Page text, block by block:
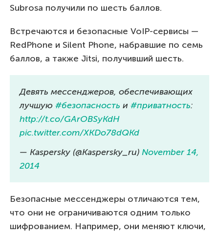
Subrosa получили по шесть баллов.
Встречаются и безопасные VoIP-сервисы —
RedPhone и Silent Phone, набравшие по семь
баллов, а также Jitsi, получивший шесть.
Девять мессенджеров, обеспечивающих
лучшую #безопасность и #приватность:
http://t.co/GArOBSyKdH
pic.twitter.com/XKDo78dQKd
— Kaspersky (@Kaspersky_ru) November 14,
2014
Безопасные мессенджеры отличаются тем,
что они не ограничиваются одним только
шифрованием. Например, они меняют ключи,